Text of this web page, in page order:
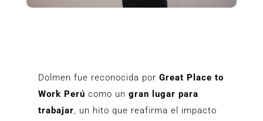
Dolmen fue reconocida por Great Place to
Work Perú como un gran lugar para
trabajar, un hito que reafirma el impacto